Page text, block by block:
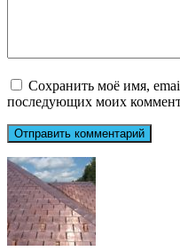
Сохранить моё имя,
последующих моих